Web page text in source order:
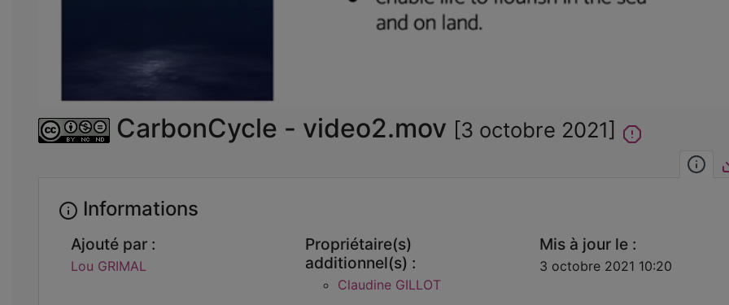
CarbonCycle - video2.mov [3 octobre 2021]
Informations
Ajouté par :
Lou GRIMAL
Propriétaire(s)
additionnel(s) :
Claudine GILLOT
Mis à jour le :
3 octobre 2021 10:20